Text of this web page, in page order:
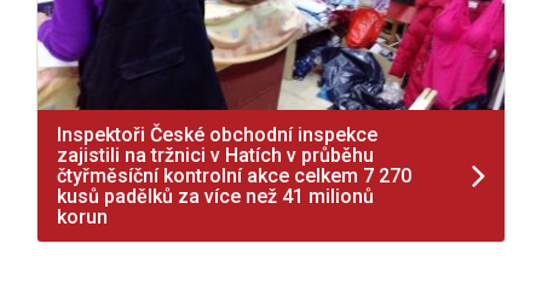
Inspektoři České obchodní inspekce
zajistili na tržnici v Hatích v průběhu
čtyřměsíční kontrolní akce celkem 7 270
kusů padělků za více než 41 milionů
korun